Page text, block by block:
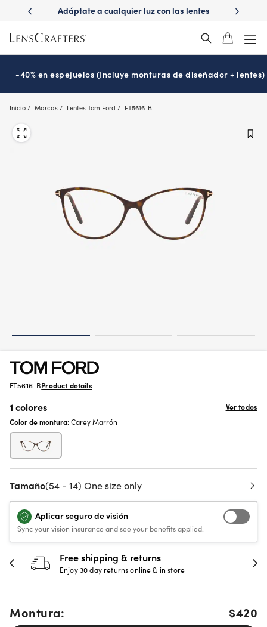
main
content
con
Adáptate a cualquier luz con las lentes
¿Es
-40% en espejuelos (Incluye monturas de diseñador + lentes)
Inicio Marcas Lentes Tom Ford FT5616-B
FT5616-BProduct details
1 colores
Ver todos
Color de montura:Carey Marrón
Tamaño(54 - 14) One size only
Aplicar seguro de visión
Sync your vision insurance and see your benefits applied.
Free shipping & returns
Enjoy 30 day returns online & in store
Montura: $420